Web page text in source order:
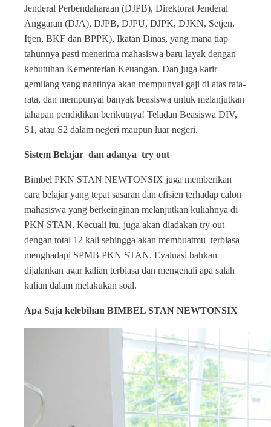
Jenderal Perbendaharaan (DJPB), Direktorat Jenderal
Anggaran (DJA), DJPB, DJPU, DJPK, DJKN, Setjen,
Itjen, BKF dan BPPK), Ikatan Dinas, yang mana tiap
tahunnya pasti menerima mahasiswa baru layak dengan
kebutuhan Kementerian Keuangan. Dan juga karir
gemilang yang nantinya akan mempunyai gaji di atas rata-
rata, dan mempunyai banyak beasiswa untuk melanjutkan
tahapan pendidikan berikutnya! Teladan Beasiswa DIV,
S1, atau S2 dalam negeri maupun luar negeri.
Sistem Belajar dan adanya try out
Bimbel PKN STAN NEWTONSIX juga memberikan
cara belajar yang tepat sasaran dan efisien terhadap calon
mahasiswa yang berkeinginan melanjutkan kuliahnya di
PKN STAN. Kecuali itu, juga akan diadakan try out
dengan total 12 kali sehingga akan membuatmu terbiasa
menghadapi SPMB PKN STAN. Evaluasi bahkan
dijalankan agar kalian terbiasa dan mengenali apa salah
kalian dalam melakukan soal.
Apa Saja kelebihan BIMBEL STAN NEWTONSIX